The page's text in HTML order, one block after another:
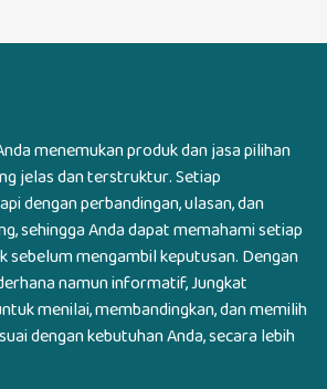
menemukan produk dan jasa pilihan
jelas dan terstruktur. Setiap
dengan perbandingan, ulasan, dan
sehingga Anda dapat memahami setiap
sebelum mengambil keputusan. Dengan
namun informatif, Jungkat
menilai, membandingkan, dan memilih
dengan kebutuhan Anda, secara lebih